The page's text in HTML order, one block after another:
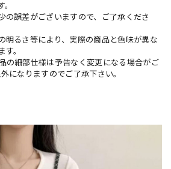
の誤差がございますので、ご了承くださ
明るさ等により、実際の商品と色味が異な
す。
の細部仕様は予告なく変更になる場合がご
になりますのでご了承下さい。